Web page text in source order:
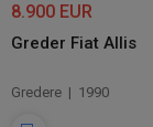
8.900 EUR
Greder Fiat Allis
Gredere | 1990